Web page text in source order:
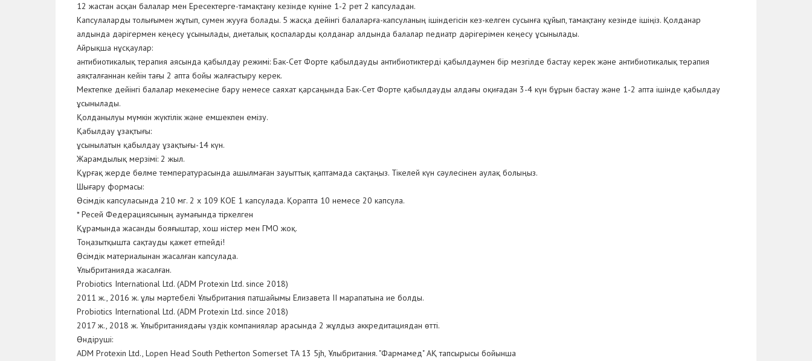
12 жастан асқан балалар мен Ересектерге-тамақтану кезінде күніне 1-2 рет 2 капсуладан.
Капсулаларды толығымен жұтып, сумен жууға болады. 5 жасқа дейінгі балаларға-капсуланың ішіндегісін кез-келген сусынға құйып, тамақтану кезінде ішіңіз. Қолданар
алдында дәрігермен кеңесу ұсынылады, диеталық қоспаларды қолданар алдында балалар педиатр дәрігерімен кеңесу ұсынылады.
Айрықша нұсқаулар:
антибиотикалық терапия аясында қабылдау режимі: Бак-Сет Форте қабылдауды антибиотиктерді қабылдаумен бір мезгілде бастау керек және антибиотикалық терапия
аяқталғаннан кейін тағы 2 апта бойы жалғастыру керек.
Мектепке дейінгі балалар мекемесіне бару немесе саяхат қарсаңында Бак-Сет Форте қабылдауды алдағы оқиғадан 3-4 күн бұрын бастау және 1-2 апта ішінде қабылдау
ұсынылады.
Қолданылуы мүмкін жүктілік және емшекпен емізу.
Қабылдау ұзақтығы:
ұсынылатын қабылдау ұзақтығы-14 күн.
Жарамдылық мерзімі: 2 жыл.
Құрғақ жерде бөлме температурасында ашылмаған зауыттық қаптамада сақтаңыз. Тікелей күн сәулесінен аулақ болыңыз.
Шығару формасы:
Өсімдік капсуласында 210 мг. 2 х 109 КОЕ 1 капсулада. Қорапта 10 немесе 20 капсула.
* Ресей Федерациясының аумағында тіркелген
Құрамында жасанды бояғыштар, хош иістер мен ГМО жоқ.
Тоңазытқышта сақтауды қажет етпейді!
Өсімдік материалынан жасалған капсулада.
Ұлыбританияда жасалған.
Probiotics International Ltd. (ADM Protexin Ltd. since 2018)
2011 ж., 2016 ж. ұлы мәртебелі Ұлыбритания патшайымы Елизавета II марапатына ие болды.
Probiotics International Ltd. (ADM Protexin Ltd. since 2018)
2017 ж., 2018 ж. Ұлыбританиядағы үздік компаниялар арасында 2 жұлдыз аккредитациядан өтті.
Өндіруші:
ADM Protexin Ltd., Lopen Head South Petherton Somerset TA 13 5jh, Ұлыбритания. "Фармамед" АҚ тапсырысы бойынша